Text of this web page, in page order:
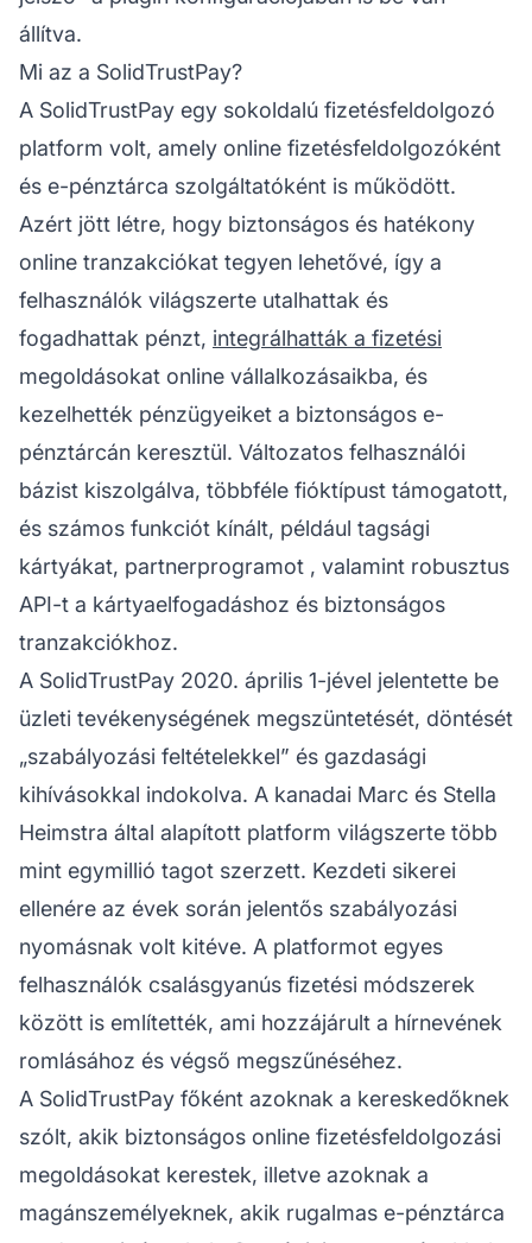
állítva.
Mi az a SolidTrustPay?
A SolidTrustPay egy sokoldalú fizetésfeldolgozó
platform volt, amely online fizetésfeldolgozóként
és e-pénztárca szolgáltatóként is működött.
Azért jött létre, hogy biztonságos és hatékony
online tranzakciókat tegyen lehetővé, így a
felhasználók világszerte utalhattak és
fogadhattak pénzt, integrálhatták a fizetési
megoldásokat online vállalkozásaikba, és
kezelhették pénzügyeiket a biztonságos e-
pénztárcán keresztül. Változatos felhasználói
bázist kiszolgálva, többféle fióktípust támogatott,
és számos funkciót kínált, például tagsági
kártyákat, partnerprogramot , valamint robusztus
API-t a kártyaelfogadáshoz és biztonságos
tranzakciókhoz.
A SolidTrustPay 2020. április 1-jével jelentette be
üzleti tevékenységének megszüntetését, döntését
„szabályozási feltételekkel” és gazdasági
kihívásokkal indokolva. A kanadai Marc és Stella
Heimstra által alapított platform világszerte több
mint egymillió tagot szerzett. Kezdeti sikerei
ellenére az évek során jelentős szabályozási
nyomásnak volt kitéve. A platformot egyes
felhasználók csalásgyanús fizetési módszerek
között is említették, ami hozzájárult a hírnevének
romlásához és végső megszűnéséhez.
A SolidTrustPay főként azoknak a kereskedőknek
szólt, akik biztonságos online fizetésfeldolgozási
megoldásokat kerestek, illetve azoknak a
magánszemélyeknek, akik rugalmas e-pénztárca